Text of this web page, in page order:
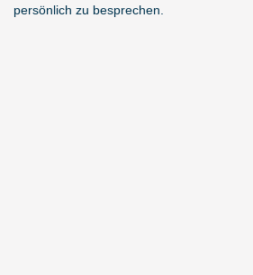
persönlich zu besprechen.